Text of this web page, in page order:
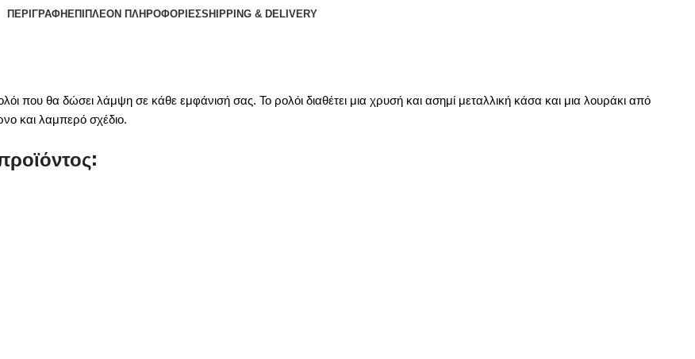
ΠΕΡΙΓΡΑΦΉΕΠΙΠΛΈΟΝ ΠΛΗΡΟΦΟΡΊΕΣSHIPPING & DELIVERY
που θα δώσει λάμψη σε κάθε εμφάνισή σας. Το ρολόι διαθέτει μια χρυσή και ασημί μεταλλική κάσα και μια λουράκι από
και λαμπερό σχέδιο.